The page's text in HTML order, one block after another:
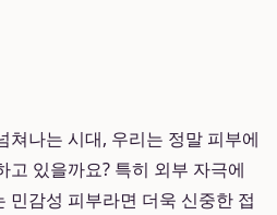
쳐나는 시대, 우리는 정말 피부에
고 있을까요? 특히 외부 자극에
민감성 피부라면 더욱 신중한 접